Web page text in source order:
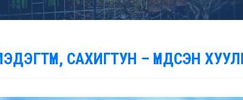
САХИГТУН – ҮНДСЭН